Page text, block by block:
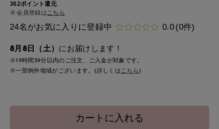
362ポイント還元
会員登録はこちら
24名がお気に入りに登録中 0.0 (0件)
8月8日（土） にお届けします！
※19時間39分以内のご注文、ご入金が対象です。
※一部例外地域がございます。(詳しくは こちら )
カートに入れる